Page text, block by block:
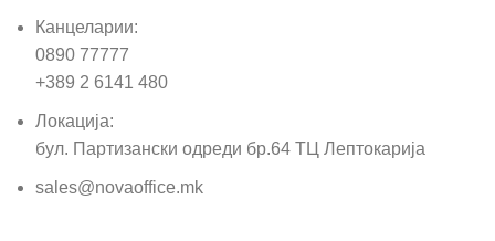
Канцеларии:
0890 77777
+389 2 6141 480
Локација:
бул. Партизански одреди бр.64 ТЦ Лептокарија
sales@novaoffice.mk